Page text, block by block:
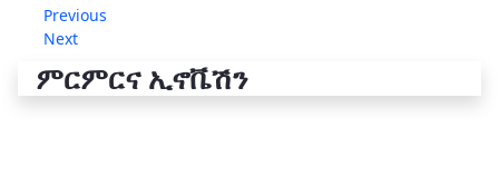
Next
ምርምርና ኢኖቬሽን